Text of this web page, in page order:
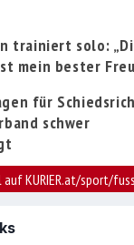
trainiert solo:
mein bester
für
schwer
auf KURIER.at/sport/